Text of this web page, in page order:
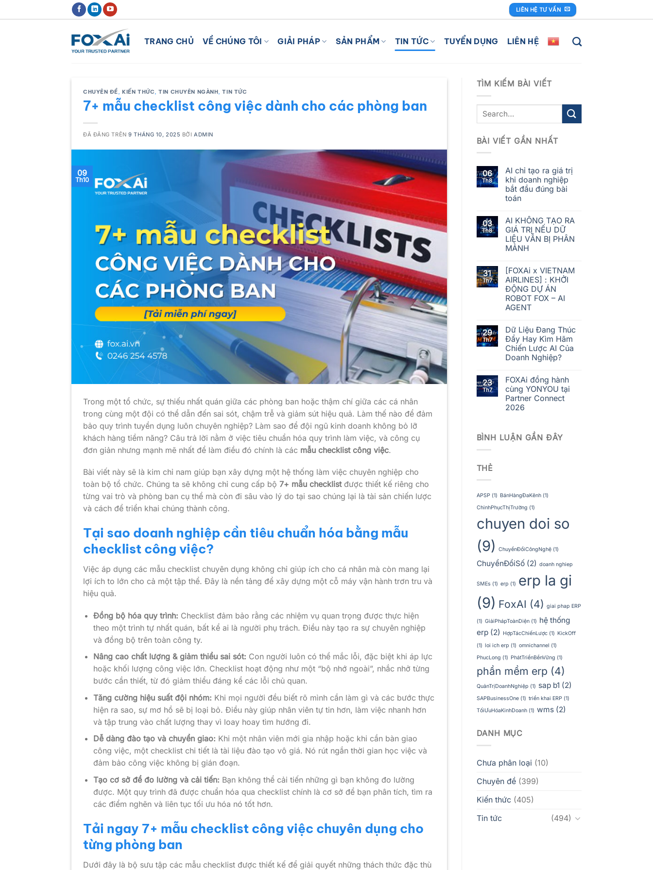
đến
LIÊN HỆ TƯ VẤN
TRANG CHỦ VỀ CHÚNG TÔI GIẢI PHÁP SẢN PHẨM TIN TỨC TUYỂN DỤNG LIÊN HỆ
CHUYÊN ĐỀ,KIẾN THỨC,TIN CHUYÊN NGÀNH,TIN TỨC
7+ mẫu checklist công việc dành cho các phòng ban
ĐÃ ĐĂNG TRÊN9 THÁNG 10, 2025 BỞIADMIN
09
Th10
Trong một tổ chức, sự thiếu nhất quán giữa các phòng ban hoặc thậm chí giữa các cá nhân
trong cùng một đội có thể dẫn đến sai sót, chậm trễ và giảm sút hiệu quả. Làm thế nào để đảm
bảo quy trình tuyển dụng luôn chuyên nghiệp? Làm sao để đội ngũ kinh doanh không bỏ lỡ
khách hàng tiềm năng? Câu trả lời nằm ở việc tiêu chuẩn hóa quy trình làm việc, và công cụ
đơn giản nhưng mạnh mẽ nhất để làm điều đó chính là các mẫu checklist công việc.
Bài viết này sẽ là kim chỉ nam giúp bạn xây dựng một hệ thống làm việc chuyên nghiệp cho
toàn bộ tổ chức. Chúng ta sẽ không chỉ cung cấp bộ 7+ mẫu checklistđược thiết kế riêng cho
từng vai trò và phòng ban cụ thể mà còn đi sâu vào lý do tại sao chúng lại là tài sản chiến lược
và cách để triển khai chúng thành công.
Tại sao doanh nghiệp cần tiêu chuẩn hóa bằng mẫu
checklist công việc?
Việc áp dụng các mẫu checklist chuyên dụng không chỉ giúp ích cho cá nhân mà còn mang lại
lợi ích to lớn cho cả một tập thể. Đây là nền tảng để xây dựng một cỗ máy vận hành trơn tru và
hiệu quả.
Đồng bộ hóa quy trình: Checklist đảm bảo rằng các nhiệm vụ quan trọng được thực hiện
theo một trình tự nhất quán, bất kể ai là người phụ trách. Điều này tạo ra sự chuyên nghiệp
và đồng bộ trên toàn công ty.
Nâng cao chất lượng & giảm thiểu sai sót: Con người luôn có thể mắc lỗi, đặc biệt khi áp lực
hoặc khối lượng công việc lớn. Checklist hoạt động như một “bộ nhớ ngoài”, nhắc nhở từng
bước cần thiết, từ đó giảm thiểu đáng kể các lỗi chủ quan.
Tăng cường hiệu suất đội nhóm: Khi mọi người đều biết rõ mình cần làm gì và các bước thực
hiện ra sao, sự mơ hồ sẽ bị loại bỏ. Điều này giúp nhân viên tự tin hơn, làm việc nhanh hơn
và tập trung vào chất lượng thay vì loay hoay tìm hướng đi.
Dễ dàng đào tạo và chuyển giao: Khi một nhân viên mới gia nhập hoặc khi cần bàn giao
công việc, một checklist chi tiết là tài liệu đào tạo vô giá. Nó rút ngắn thời gian học việc và
đảm bảo công việc không bị gián đoạn.
Tạo cơ sở để đo lường và cải tiến: Bạn không thể cải tiến những gì bạn không đo lường
được. Một quy trình đã được chuẩn hóa qua checklist chính là cơ sở để bạn phân tích, tìm ra
các điểm nghẽn và liên tục tối ưu hóa nó tốt hơn.
Tải ngay 7+ mẫu checklist công việc chuyên dụng cho
từng phòng ban
Dưới đây là bộ sưu tập các mẫu checklist được thiết kế để giải quyết những thách thức đặc thù
TÌM KIẾM BÀI VIẾT
BÀI VIẾT GẦN NHẤT
06
Th8
AI chỉ tạo ra giá trị
khi doanh nghiệp
bắt đầu đúng bài
toán
03
Th8
AI KHÔNG TẠO RA
GIÁ TRỊ NẾU DỮ
LIỆU VẪN BỊ PHÂN
MẢNH
31
Th7
[FOXAi x VIETNAM
AIRLINES] : KHỞI
ĐỘNG DỰ ÁN
ROBOT FOX – AI
AGENT
29
Th7
Dữ Liệu Đang Thúc
Đẩy Hay Kìm Hãm
Chiến Lược AI Của
Doanh Nghiệp?
23
Th7
FOXAi đồng hành
cùng YONYOU tại
Partner Connect
2026
BÌNH LUẬN GẦN ĐÂY
THẺ
APSP(1) BánHàngĐaKênh(1)
ChinhPhụcThịTrường (1)
chuyen doi so
(9)
ChuyểnĐổiCôngNghệ(1)
ChuyểnĐổiSố(2) doanh nghiep
SMEs (1) erp (1) erp la gi
(9) FoxAI (4) giai phap ERP
(1) GiảiPhápToànDiện(1) hệ thống
erp(2) HợpTácChiếnLược(1) KickOff
(1) loi ich erp (1) omnichannel (1)
PhucLong (1) PhátTriểnBềnVững (1)
phần mềm erp (4)
QuảnTrịDoanhNghiệp (1) sap b1 (2)
SAPBusinessOne(1) triển khai ERP(1)
TốiƯuHóaKinhDoanh(1) wms(2)
DANH MỤC
Chưa phân loại (10)
Chuyên đề(399)
Kiến thức(405)
Tin tức
(494)